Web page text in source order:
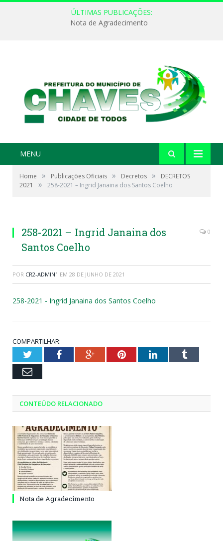
ÚLTIMAS PUBLICAÇÕES:
Nota de Agradecimento
MENU
Home » Publicações Oficiais » Decretos »
DECRETOS
2021
» 258-2021 – Ingrid Janaina dos Santos Coelho
258-2021 – Ingrid Janaina dos
Santos Coelho
0
POR CR2-ADMIN1 EM 28 DE JUNHO DE 2021
258-2021 - Ingrid Janaina dos Santos Coelho
COMPARTILHAR:
TwitterFacebookGoogle+PinterestLinkedInTumblr
Email
CONTEÚDO RELACIONADO
Nota de Agradecimento